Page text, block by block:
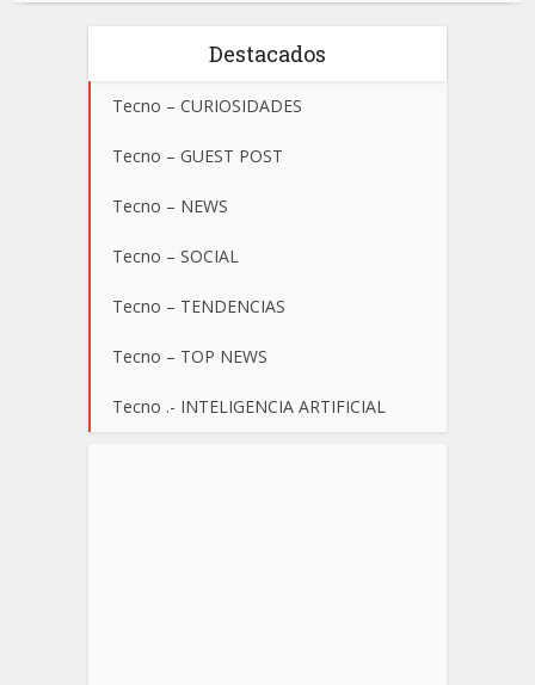
Destacados
Tecno – CURIOSIDADES
Tecno – GUEST POST
Tecno – NEWS
Tecno – SOCIAL
Tecno – TENDENCIAS
Tecno – TOP NEWS
Tecno .- INTELIGENCIA ARTIFICIAL